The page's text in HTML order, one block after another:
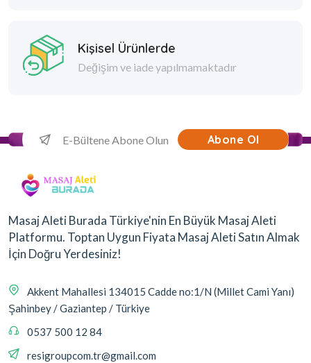
Kişisel Ürünlerde
Değişim ve iade yapılmamaktadır
Abone Ol
Masaj Aleti Burada Türkiye'nin En Büyük Masaj Aleti
Platformu. Toptan Uygun Fiyata Masaj Aleti Satın Almak
İçin Doğru Yerdesiniz!
Akkent Mahallesi 134015 Cadde no:1/N (Millet Cami Yanı)
Şahinbey / Gaziantep / Türkiye
0537 500 12 84
resigroupcom.tr@gmail.com